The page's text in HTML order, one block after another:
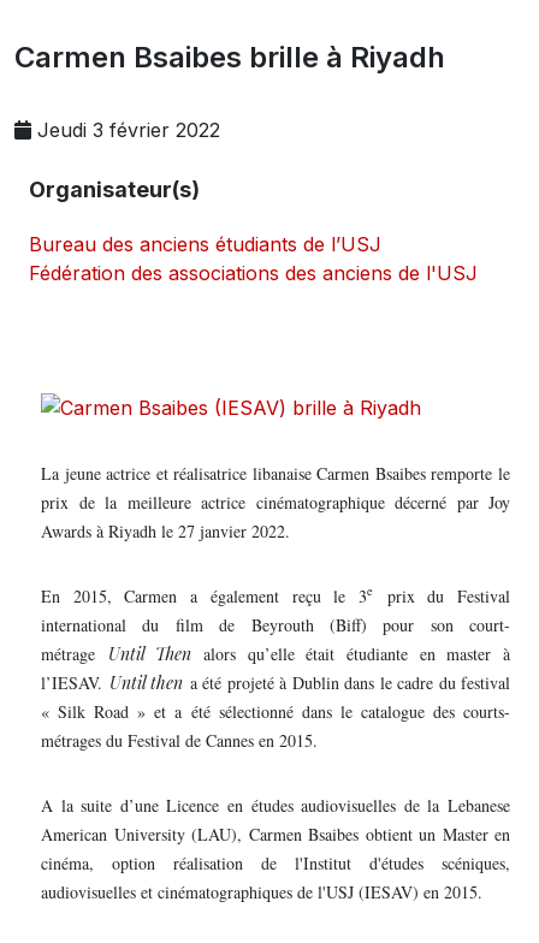
Carmen Bsaibes brille à Riyadh
Jeudi 3 février 2022
Organisateur(s)
Bureau des anciens étudiants de l’USJ
Fédération des associations des anciens de l'USJ
La jeune actrice et réalisatrice libanaise Carmen Bsaibes remporte le
prix de la meilleure actrice cinématographique décerné par Joy
Awards à Riyadh le 27 janvier 2022.
En 2015, Carmen a également reçu le 3eprix du Festival
international du film de Beyrouth (Biff) pour son court-
métrage Until Thenalors qu’elle était étudiante en master à
l’IESAV. Until then a été projeté à Dublin dans le cadre du festival
« Silk Road » et a été sélectionné dans le catalogue des courts-
métrages du Festival de Cannes en 2015.
A la suite d’une Licence en études audiovisuelles de la Lebanese
American University (LAU), Carmen Bsaibes obtient un Master en
cinéma, option réalisation de l'Institut d'études scéniques,
audiovisuelles et cinématographiques de l'USJ (IESAV) en 2015.